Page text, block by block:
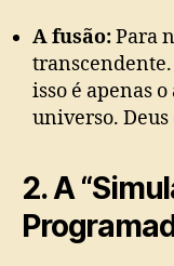
A fusão:Para
isso é apenas
universo. Deus
2. A